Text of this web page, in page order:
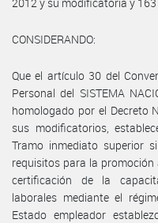
CONSIDERANDO:
Que el artículo 30 del
Personal del SISTEMA
homologado por el Decreto
sus modificatorios,
Tramo inmediato superior
requisitos para la
certificación de la
laborales mediante el
Estado empleador